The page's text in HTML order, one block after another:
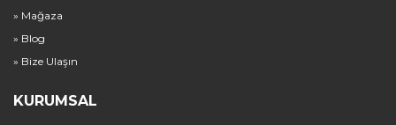
» Mağaza
» Blog
» Bize Ulaşın
KURUMSAL